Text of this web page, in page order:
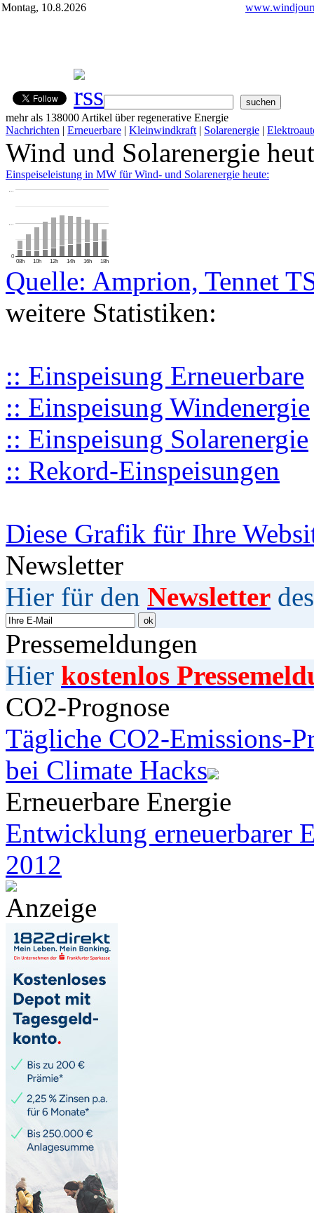
Montag, 10.8.2026
mehr als 138000 Artikel über regenerative Energie
Nachrichten | Erneuerbare | Kleinwindkraft | Solarenergie |
Wind und Solarenergie
Einspeiseleistung in MW für Wind- und Solarenergie heute:
08h 10h 12h 14h 16h 18h
0
…
…
Quelle: Amprion, Tennet
weitere Statistiken:
:: Einspeisung Erneuerbare
:: Einspeisung Windenergie
:: Einspeisung Solarenergie
:: Rekord-Einspeisungen
Diese Grafik für Ihre
Newsletter
Hier für den Newsletter
Pressemeldungen
Hier kostenlos
CO2-Prognose
Tägliche CO2-Emissions-
bei Climate Hacks
Erneuerbare Energie
Entwicklung erneuerbarer
2012
Anzeige